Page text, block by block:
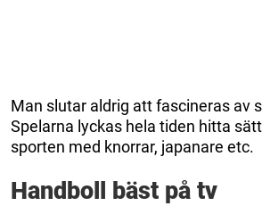
Man slutar aldrig att fascineras av
Spelarna lyckas hela tiden hitta
sporten med knorrar, japanare etc.
Handboll bäst på tv